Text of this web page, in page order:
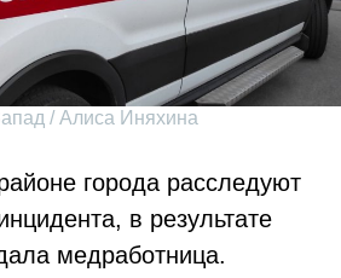
/ Алиса Иняхина
города расследуют
в результате
медработница.